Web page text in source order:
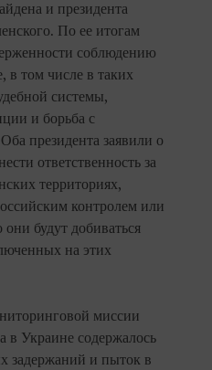
и президента
По ее итогам
соблюдению
в том числе в таких
системы,
и борьба с
президента заявили о
ответственность за
территориях,
контролем или
будут добиваться
на этих
миссии
Украине содержалось
задержаний и пыток в